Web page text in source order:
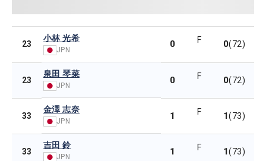
23
小林 光希
JPN
0 F 0(72)
23
泉田 琴菜
JPN 0 F 0(72)
33
金澤 志奈
JPN 1 F 1(73)
33
吉田 鈴
JPN 1 F 1(73)